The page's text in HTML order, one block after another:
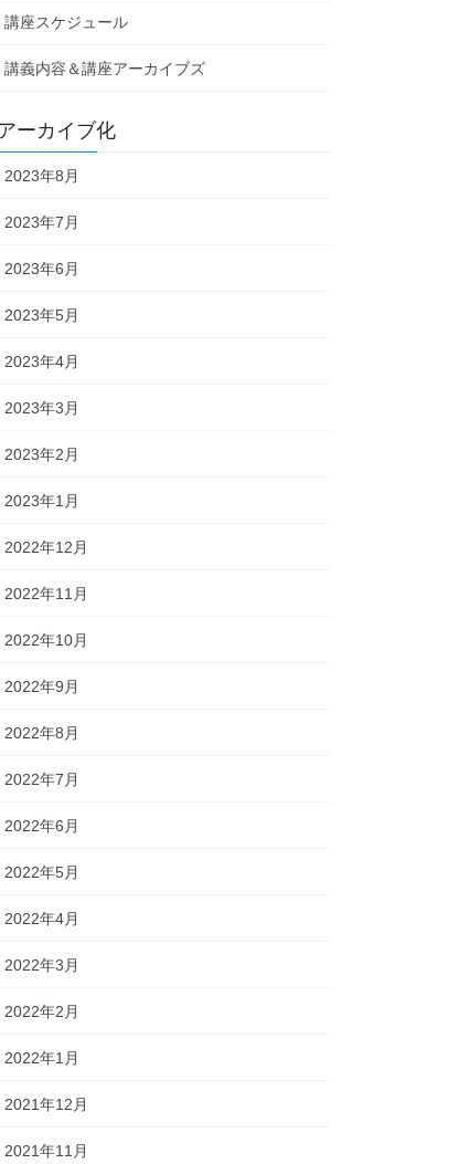
講座スケジュール
講義内容＆講座アーカイブズ
ーカイブ化
2023年8月
2023年7月
2023年6月
2023年5月
2023年4月
2023年3月
2023年2月
2023年1月
2022年12月
2022年11月
2022年10月
2022年9月
2022年8月
2022年7月
2022年6月
2022年5月
2022年4月
2022年3月
2022年2月
2022年1月
2021年12月
2021年11月